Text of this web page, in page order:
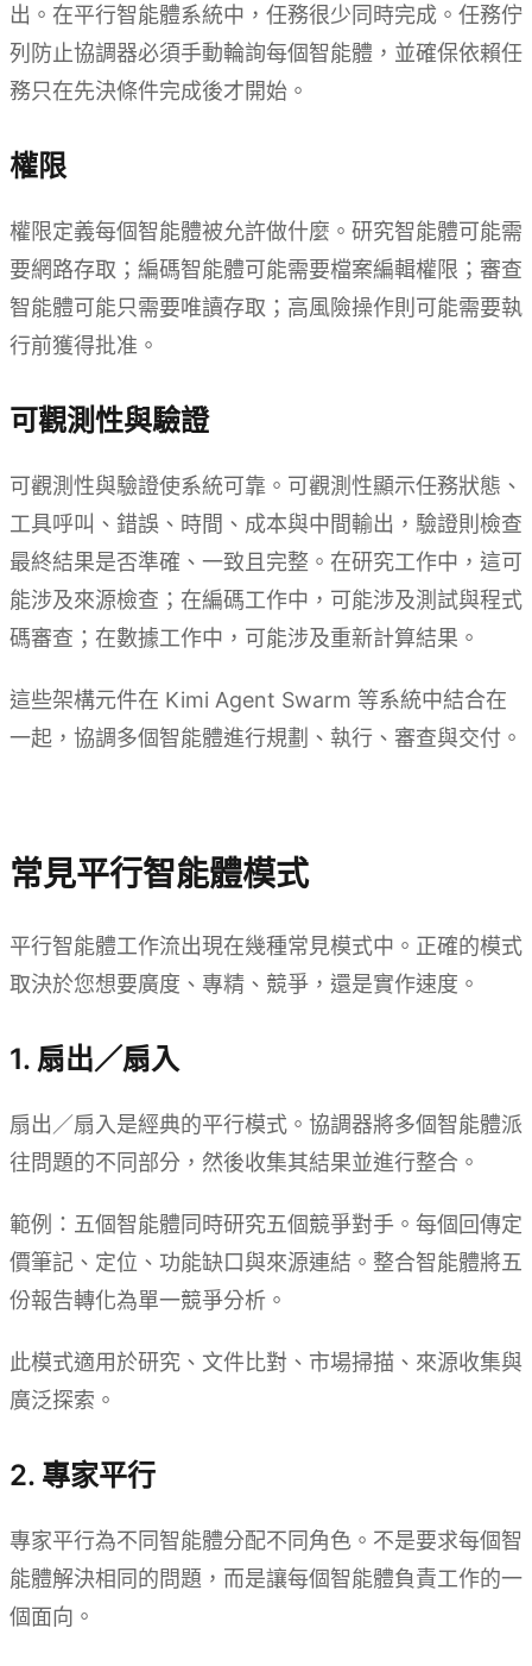
出。在平行智能體系統中，任務很少同時完成。任務佇
列防止協調器必須手動輪詢每個智能體，並確保依賴任
務只在先決條件完成後才開始。
權限
權限定義每個智能體被允許做什麼。研究智能體可能需
要網路存取；編碼智能體可能需要檔案編輯權限；審查
智能體可能只需要唯讀存取；高風險操作則可能需要執
行前獲得批准。
可觀測性與驗證
可觀測性與驗證使系統可靠。可觀測性顯示任務狀態、
工具呼叫、錯誤、時間、成本與中間輸出，驗證則檢查
最終結果是否準確、一致且完整。在研究工作中，這可
能涉及來源檢查；在編碼工作中，可能涉及測試與程式
碼審查；在數據工作中，可能涉及重新計算結果。
這些架構元件在 Kimi Agent Swarm 等系統中結合在
一起，協調多個智能體進行規劃、執行、審查與交付。
常見平行智能體模式
平行智能體工作流出現在幾種常見模式中。正確的模式
取決於您想要廣度、專精、競爭，還是實作速度。
1. 扇出／扇入
扇出／扇入是經典的平行模式。協調器將多個智能體派
往問題的不同部分，然後收集其結果並進行整合。
範例：五個智能體同時研究五個競爭對手。每個回傳定
價筆記、定位、功能缺口與來源連結。整合智能體將五
份報告轉化為單一競爭分析。
此模式適用於研究、文件比對、市場掃描、來源收集與
廣泛探索。
2. 專家平行
專家平行為不同智能體分配不同角色。不是要求每個智
能體解決相同的問題，而是讓每個智能體負責工作的一
個面向。